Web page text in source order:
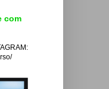
com